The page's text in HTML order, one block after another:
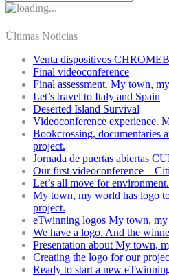
Últimas Noticias
Venta dispositivos
Final videoconference
Final assessment. My town,
Let’s travel to Italy and Spain
Deserted Island Survival
Videoconference experience.
Bookcrossing, documentaries
project.
Jornada de puertas abiertas
Our first videoconference –
Let’s all move for environment.
My town, my world has logo
project.
eTwinning logos My town,
We have a logo. And the
Presentation about My town,
Creating the logo for our
Ready to start a new